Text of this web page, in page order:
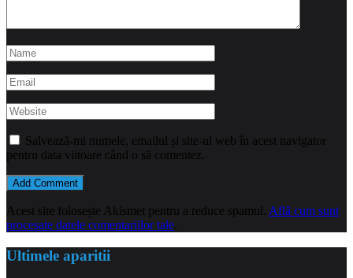
Salvează-mi numele, emailul și site-ul web în acest navigator
pentru data viitoare când o să comentez.
Acest site folosește Akismet pentru a reduce spamul. Află cum sunt
procesate datele comentariilor tale
Ultimele aparitii